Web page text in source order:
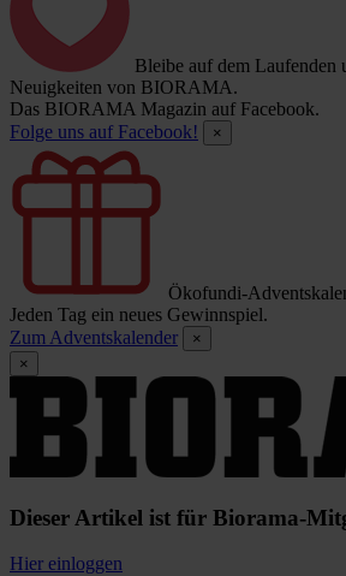
Bleibe auf dem Laufenden
Neuigkeiten von BIORAMA.
Das BIORAMA Magazin auf Facebook.
Folge uns auf Facebook!
×
Ökofundi-
Jeden Tag ein neues Gewinnspiel.
Zum Adventskalender
×
×
Dieser Artikel ist für Biorama-
Hier einloggen